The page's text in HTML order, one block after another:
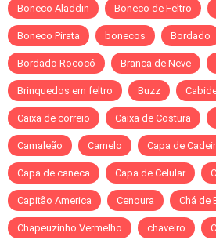
Boneco Aladdin Boneco de Feltro
Boneco Pirata bonecos Bordado
Bordado Rococó Branca de Neve
Brinquedos em feltro Buzz
Caixa de correio Caixa de Costura
Camaleão Camelo Capa de
Capa de caneca Capa de Celular
Capitão America Cenoura Chá de
Chapeuzinho Vermelho chaveiro